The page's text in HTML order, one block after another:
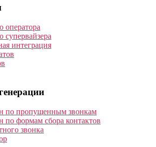
оператора
супервайзера
интеграция
по пропущенным звонкам
по формам сбора контактов
звонка